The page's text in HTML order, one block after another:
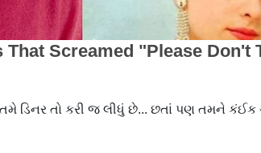
તમે ડિનર તો કરી જ લીધું છે... છતાં પણ તમને